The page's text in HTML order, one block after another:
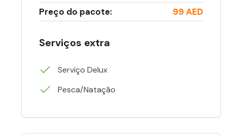
Preço do pacote: 99 AED
Serviços extra
Serviço Delux
Pesca/Natação